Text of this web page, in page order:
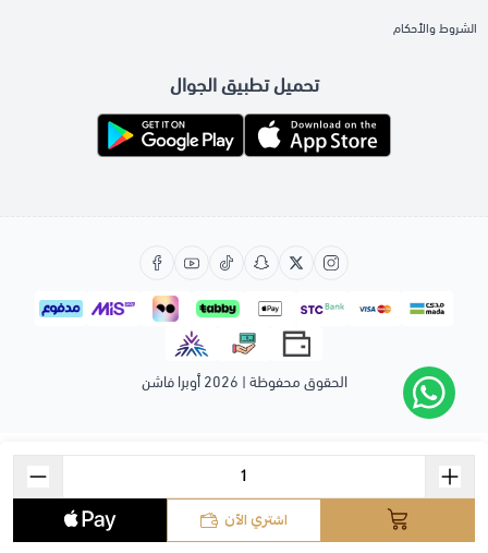
اشتري الآن
الشروط والأحكام
تحميل تطبيق الجوال
الحقوق محفوظة | 2026 أوبرا فاشن